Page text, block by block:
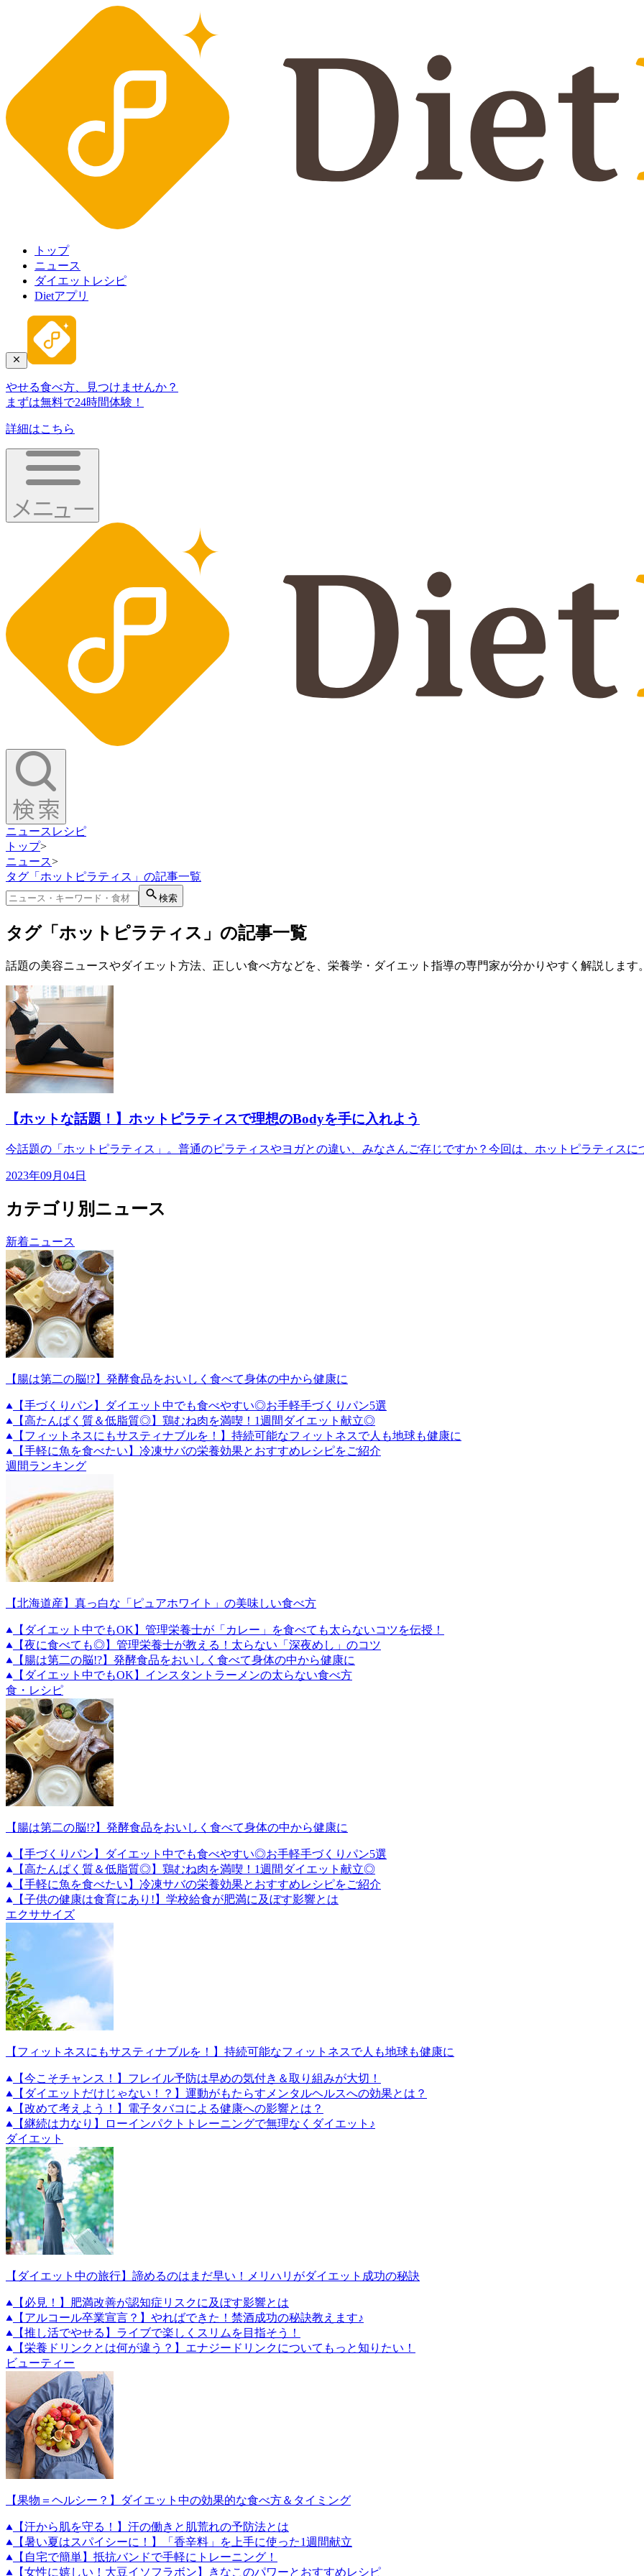
トップ
ニュース
ダイエットレシピ
Dietアプリ
やせる食べ方、見つけませんか？
まずは無料で24時間体験！
詳細はこちら
ニュース レシピ
トップ>
ニュース>
タグ「ホットピラティス」の記事一覧
検索
タグ「ホットピラティス」の記事一覧
話題の美容ニュースやダイエット方法、正しい食べ方などを、栄養学・ダイエット指導の専門家が分かりやすく解説します
【ホットな話題！】ホットピラティスで理想のBodyを手に入れよう
今話題の「ホットピラティス」。普通のピラティスやヨガとの違い、みなさんご存じですか？今回は、ホットピラティスに
2023年09月04日
カテゴリ別ニュース
新着ニュース
【腸は第二の脳!?】発酵食品をおいしく食べて身体の中から健康に
【手づくりパン】ダイエット中でも食べやすい◎お手軽手づくりパン5選
【高たんぱく質＆低脂質◎】鶏むね肉を満喫！1週間ダイエット献立◎
【フィットネスにもサスティナブルを！】持続可能なフィットネスで人も地球も健康に
【手軽に魚を食べたい】冷凍サバの栄養効果とおすすめレシピをご紹介
週間ランキング
【北海道産】真っ白な「ピュアホワイト」の美味しい食べ方
【ダイエット中でもOK】管理栄養士が「カレー」を食べても太らないコツを伝授！
【夜に食べても◎】管理栄養士が教える！太らない「深夜めし」のコツ
【腸は第二の脳!?】発酵食品をおいしく食べて身体の中から健康に
【ダイエット中でもOK】インスタントラーメンの太らない食べ方
食・レシピ
【腸は第二の脳!?】発酵食品をおいしく食べて身体の中から健康に
【手づくりパン】ダイエット中でも食べやすい◎お手軽手づくりパン5選
【高たんぱく質＆低脂質◎】鶏むね肉を満喫！1週間ダイエット献立◎
【手軽に魚を食べたい】冷凍サバの栄養効果とおすすめレシピをご紹介
【子供の健康は食育にあり!】学校給食が肥満に及ぼす影響とは
エクササイズ
【フィットネスにもサスティナブルを！】持続可能なフィットネスで人も地球も健康に
【今こそチャンス！】フレイル予防は早めの気付き＆取り組みが大切！
【ダイエットだけじゃない！？】運動がもたらすメンタルヘルスへの効果とは？
【改めて考えよう！】電子タバコによる健康への影響とは？
【継続は力なり】ローインパクトトレーニングで無理なくダイエット♪
ダイエット
【ダイエット中の旅行】諦めるのはまだ早い！メリハリがダイエット成功の秘訣
【必見！】肥満改善が認知症リスクに及ぼす影響とは
【アルコール卒業宣言？】やればできた！禁酒成功の秘訣教えます♪
【推し活でやせる】ライブで楽しくスリムを目指そう！
【栄養ドリンクとは何が違う？】エナジードリンクについてもっと知りたい！
ビューティー
【果物＝ヘルシー？】ダイエット中の効果的な食べ方＆タイミング
【汗から肌を守る！】汗の働きと肌荒れの予防法とは
【暑い夏はスパイシーに！】「香辛料」を上手に使った1週間献立
【自宅で簡単】抵抗バンドで手軽にトレーニング！
【女性に嬉しい！大豆イソフラボン】きなこのパワーとおすすめレシピ